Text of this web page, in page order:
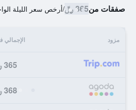
صفقات من365 ﷼ /أرخص سعر الليلة
مزود الإجمالي
365 ﷼
368 ﷼